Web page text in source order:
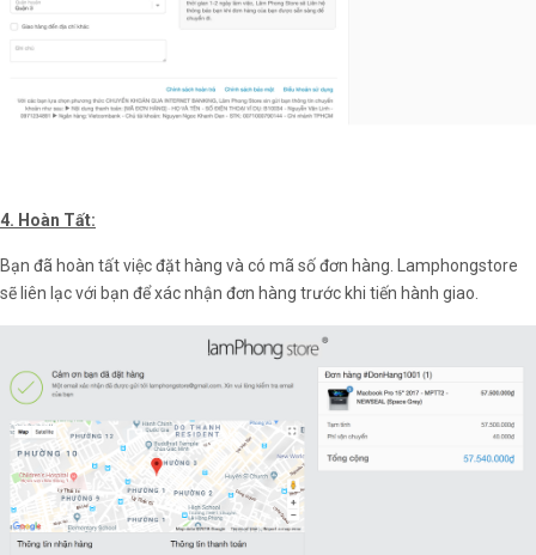
4. Hoàn Tất:
Bạn đã hoàn tất việc đặt hàng và có mã số đơn hàng. Lamphongstore
sẽ liên lạc với bạn để xác nhận đơn hàng trước khi tiến hành giao.